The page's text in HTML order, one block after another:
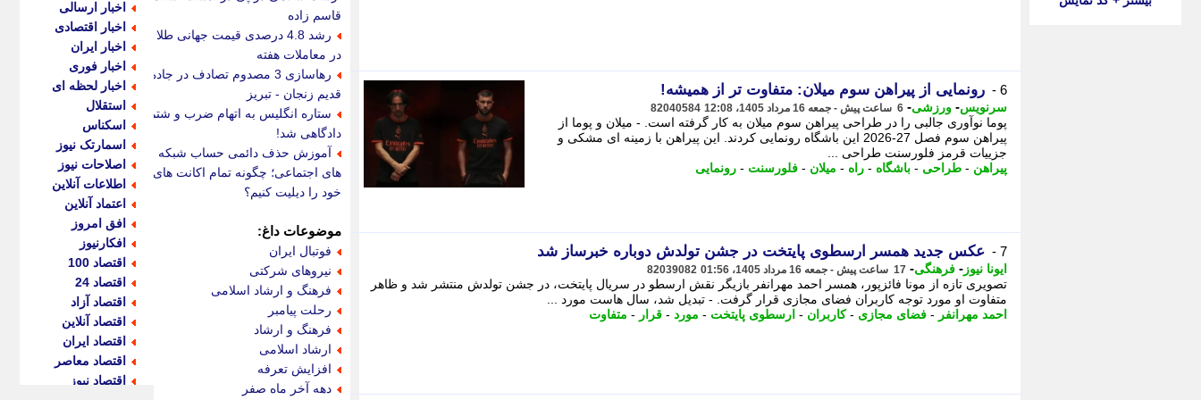
6 - رونمایی از پیراهن سوم میلان: متفاوت تر از همیشه!
سرنویس- ورزشی- 6 ساعت پیش - جمعه 16 مرداد 1405، 12:08 82040584
پوما نوآوری جالبی را در طراحی پیراهن سوم میلان به کار گرفته است. - میلان و پوما از
پیراهن سوم فصل 27-2026 این باشگاه رونمایی کردند. این پیراهن با زمینه ای مشکی و
جزییات قرمز فلورسنت طراحی ...
پیراهن - طراحی - باشگاه - راه - میلان - فلورسنت - رونمایی
7 - عکس جدید همسر ارسطوی پایتخت در جشن تولدش دوباره خبرساز شد
ایونا نیوز - فرهنگی- 17 ساعت پیش - جمعه 16 مرداد 1405، 01:56 82039082
تصویری تازه از مونا فائزپور، همسر احمد مهرانفر بازیگر نقش ارسطو در سریال پایتخت، در جشن تولدش منتشر شد و ظاهر
متفاوت او مورد توجه کاربران فضای مجازی قرار گرفت. - تبدیل شد، سال هاست مورد ...
احمد مهرانفر - فضای مجازی -کاربران - ارسطوی پایتخت - مورد - قرار - متفاوت
قاسم زاده
رشد 4.8 درصدی قیمت جهانی طلا
در معاملات هفته
رهاسازی 3 مصدوم تصادف در جاده
قدیم زنجان - تبریز
ستاره انگلیس به اتهام ضرب و شتم
دادگاهی شد!
آموزش حذف دائمی حساب شبکه
های اجتماعی؛ چگونه تمام اکانت های
خود را دیلیت کنیم؟
موضوعات داغ:
فوتبال ایران
نیروهای شرکتی
فرهنگ و ارشاد اسلامی
رحلت پیامبر
فرهنگ و ارشاد
ارشاد اسلامی
افزایش تعرفه
دهه آخر ماه صفر
اخبار ارسالی
اخبار اقتصادی
اخبار ایران
اخبار فوری
اخبار لحظه ای
استقلال
اسکناس
اسمارتک نیوز
اصلاحات نیوز
اطلاعات آنلاین
اعتماد آنلاین
افق امروز
افکارنیوز
اقتصاد 100
اقتصاد 24
اقتصاد آزاد
اقتصاد آنلاین
اقتصاد ایران
اقتصاد معاصر
اقتصاد نیوز